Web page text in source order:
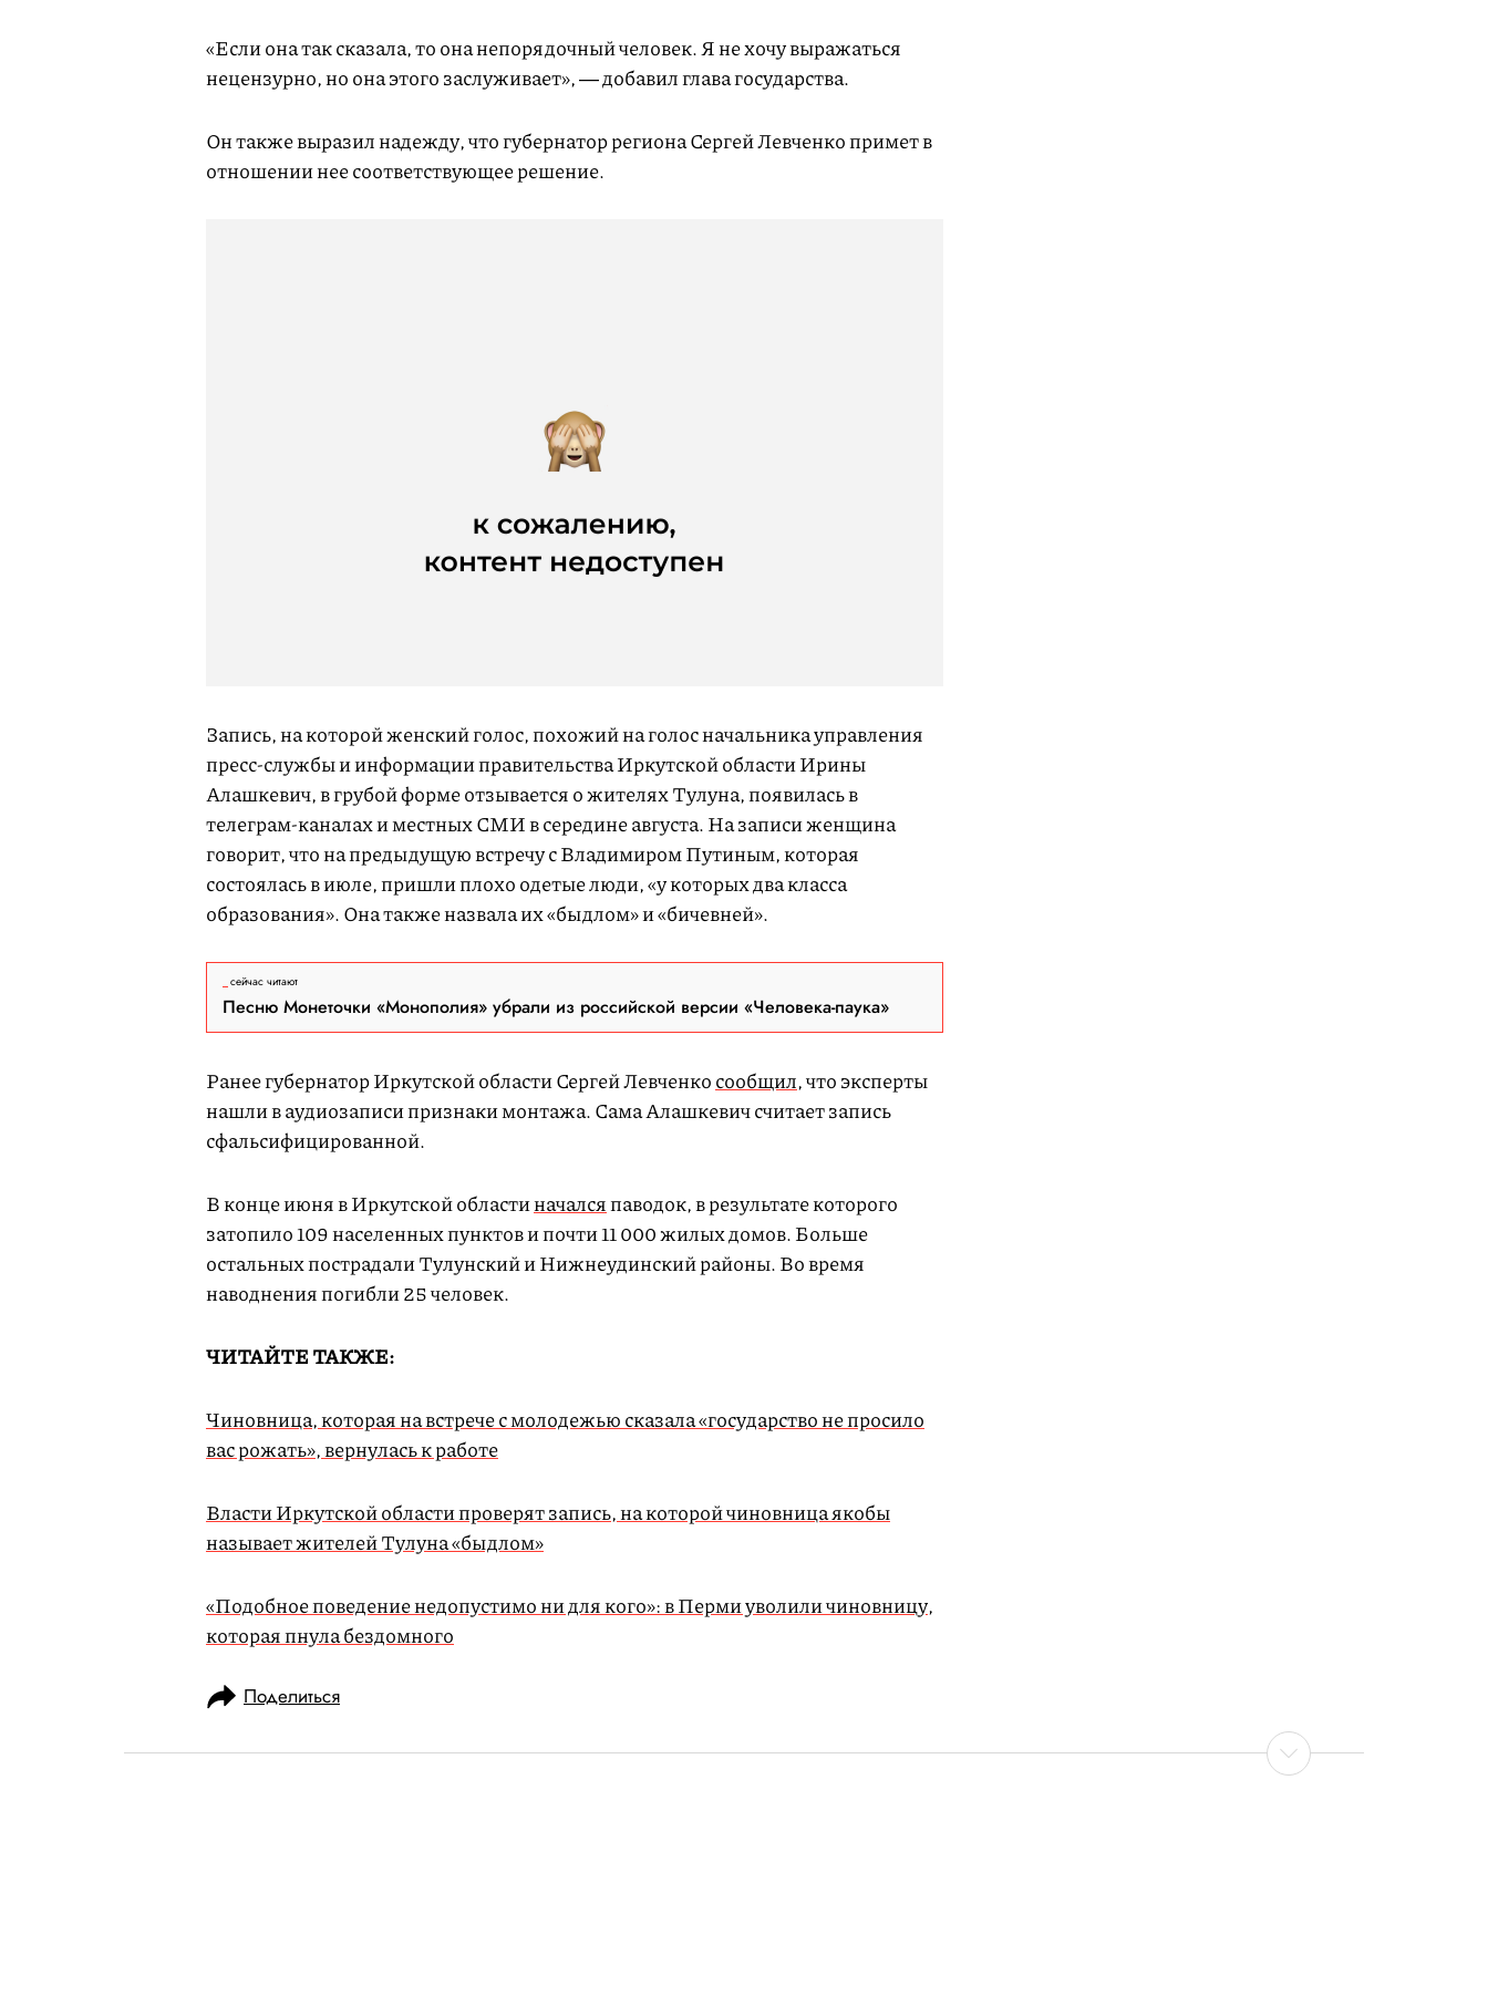
«Если она так сказала, то она непорядочный человек. Я не хочу выражаться
нецензурно, но она этого заслуживает», ― добавил глава государства.
Он также выразил надежду, что губернатор региона Сергей Левченко примет в
отношении нее соответствующее решение.
Запись, на которой женский голос, похожий на голос начальника управления
пресс-службы и информации правительства Иркутской области Ирины
Алашкевич, в грубой форме отзывается о жителях Тулуна, появилась в
телеграм-каналах и местных СМИ в середине августа. На записи женщина
говорит, что на предыдущую встречу с Владимиром Путиным, которая
состоялась в июле, пришли плохо одетые люди, «у которых два класса
образования». Она также назвала их «быдлом» и «бичевней».
сейчас читают
Песню Монеточки «Монополия» убрали из российской версии «Человека-паука»
Ранее губернатор Иркутской области Сергей Левченкосообщил, что эксперты
нашли в аудиозаписи признаки монтажа. Сама Алашкевич считает запись
сфальсифицированной.
В конце июня в Иркутской областиначалсяпаводок, в результате которого
затопило 109 населенных пунктов и почти 11 000 жилых домов. Больше
остальных пострадали Тулунский и Нижнеудинский районы. Во время
наводнения погибли 25 человек.
ЧИТАЙТЕ ТАКЖЕ:
Чиновница, которая на встрече с молодежью сказала «государство не просило
вас рожать», вернулась к работе
Власти Иркутской области проверят запись, на которой чиновница якобы
называет жителей Тулуна «быдлом»
«Подобное поведение недопустимо ни для кого»: в Перми уволили чиновницу,
которая пнула бездомного
Поделиться